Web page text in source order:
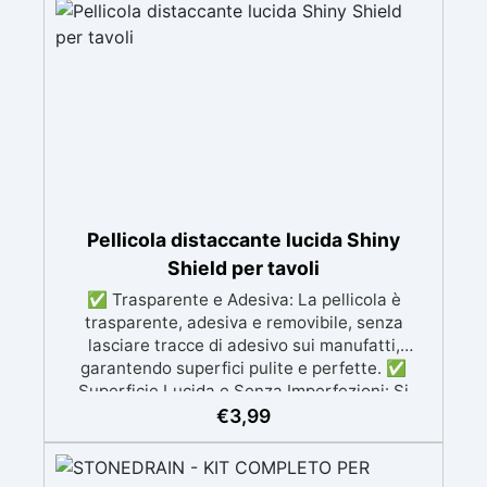
due mani. ✅ Resina metacrilica
monocomponente per consolidare e proteggere
garage, cortili, magazzini e piazzali, resistente
a temperature estreme e agenti chimici
Pellicola distaccante lucida Shiny
Shield per tavoli
✅ Trasparente e Adesiva: La pellicola è
trasparente, adesiva e removibile, senza
lasciare tracce di adesivo sui manufatti,
garantendo superfici pulite e perfette. ✅
Superficie Lucida e Senza Imperfezioni: Si
applica facilmente senza bolle d'aria, creando
creazioni. ✅ Facilità di Distacco: Dopo la
€3,99